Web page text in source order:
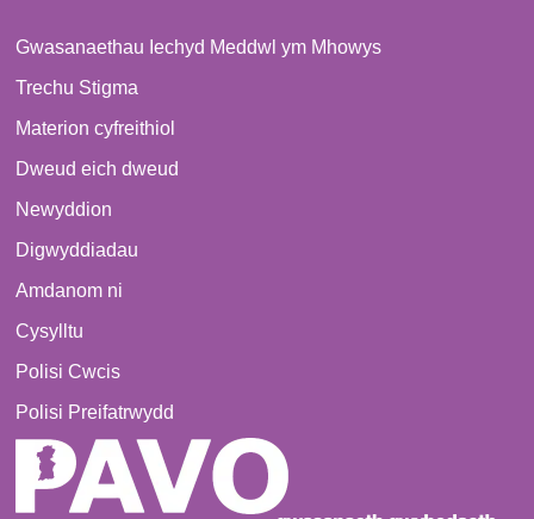
Gwasanaethau Iechyd Meddwl ym Mhowys
Trechu Stigma
Materion cyfreithiol
Dweud eich dweud
Newyddion
Digwyddiadau
Amdanom ni
Cysylltu
Polisi Cwcis
Polisi Preifatrwydd